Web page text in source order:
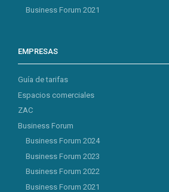
Business Forum 2021
EMPRESAS
Guía de tarifas
Espacios comerciales
ZAC
Business Forum
Business Forum 2024
Business Forum 2023
Business Forum 2022
Business Forum 2021